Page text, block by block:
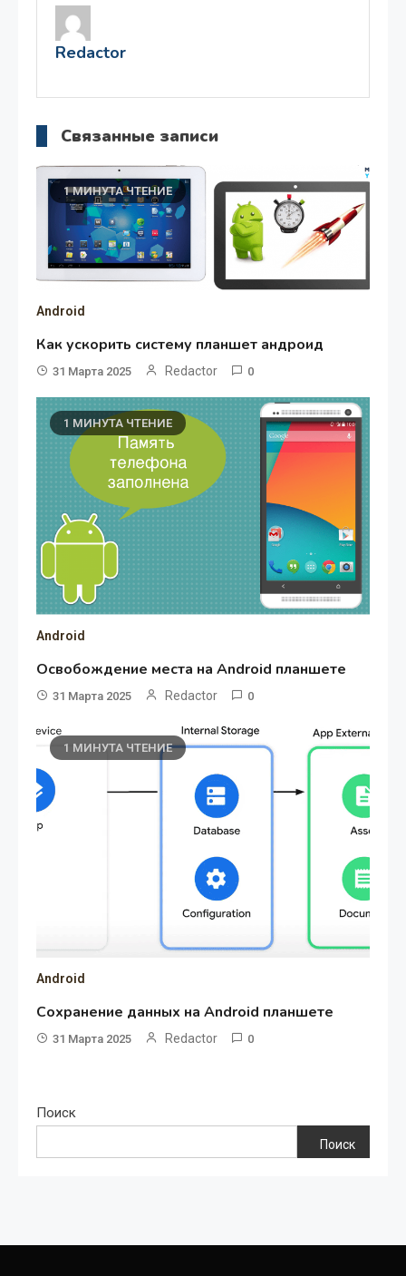
записям
Redactor
Связанные записи
1 МИНУТА ЧТЕНИЕ
Android
Как ускорить систему планшет андроид
31 Марта 2025 Redactor 0
1 МИНУТА ЧТЕНИЕ
Android
Освобождение места на Android планшете
31 Марта 2025 Redactor 0
1 МИНУТА ЧТЕНИЕ
Android
Сохранение данных на Android планшете
31 Марта 2025 Redactor 0
Поиск
Поиск